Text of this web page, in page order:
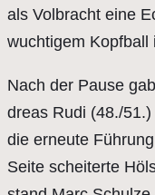
als Volbracht eine
wuchtigem Kopfball
Nach der Pause
dreas Rudi (48./
die erneute
Seite scheiterte